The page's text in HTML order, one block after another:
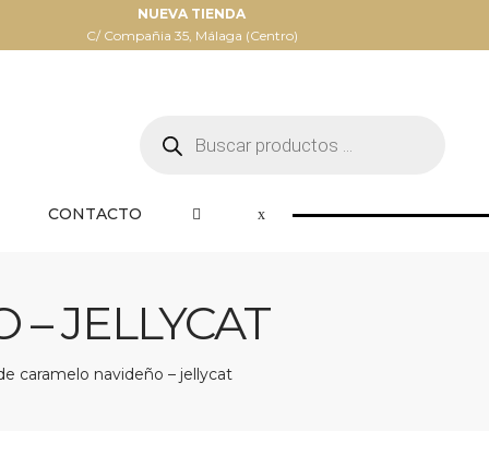
NUEVA TIENDA
C/ Compañia 35, Málaga (Centro)
productos
CONTACTO
JELLYCAT
caramelo navideño – jellycat